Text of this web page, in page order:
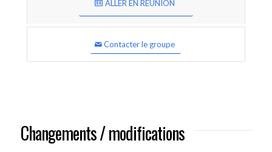
ALLER EN REUNION
Contacter le groupe
Changements / modifications